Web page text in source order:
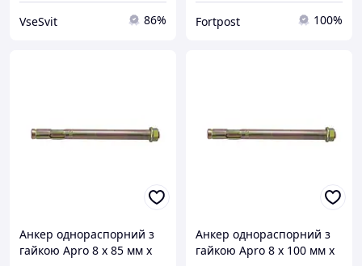
VseSvit 86% Fortpost 100%
Анкер однораспорний з
гайкою Apro 8 х 85 мм x
Анкер однораспорний з
гайкою Apro 8 х 100 мм x